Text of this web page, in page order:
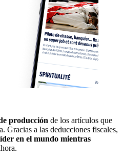
producción de los artículos que
Gracias a las deducciones fiscales,
en el mundo mientras